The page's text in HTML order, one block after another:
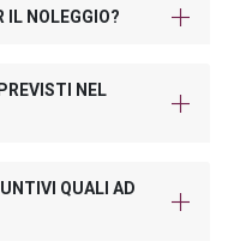
IL NOLEGGIO?
NEL
QUALI AD